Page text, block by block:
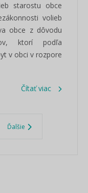
starostu obce
volieb
obce z dôvodu
ktorí podľa
v obci v rozpore
Čítať viac
Ďalšie